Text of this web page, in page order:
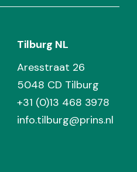
Tilburg NL
Aresstraat 26
5048 CD Tilburg
+31 (0)13 468 3978
info.tilburg@prins.nl